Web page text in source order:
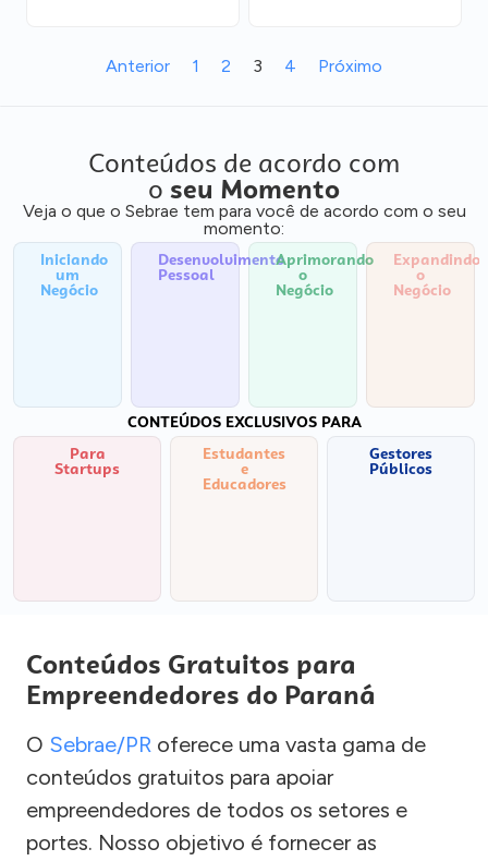
Anterior 1 2 3 4 Próximo
Conteúdos de acordo com
o seu Momento
Veja o que o Sebrae tem para você de acordo com o seu
momento:
Iniciando
um
Negócio
Desenvolvimento
Pessoal
Aprimorando
o
Negócio
Expandindo
o
Negócio
CONTEÚDOS EXCLUSIVOS PARA
Para
Startups
Estudantes
e
Educadores
Gestores
Públicos
Conteúdos Gratuitos para
Empreendedores do Paraná
O Sebrae/PR oferece uma vasta gama de
conteúdos gratuitos para apoiar
empreendedores de todos os setores e
portes. Nosso objetivo é fornecer as